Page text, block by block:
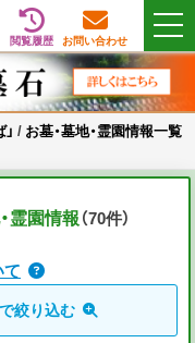
うば」
閲覧履歴 お問い合わせ
/ お墓・墓地・霊園情報一覧
霊園情報（70件）
絞り込む